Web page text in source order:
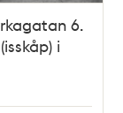
6.
i